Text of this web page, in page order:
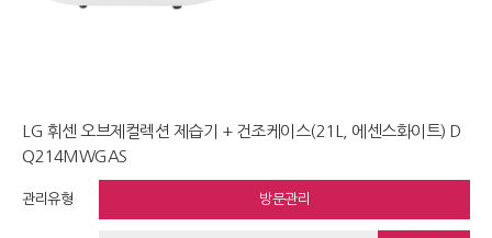
LG 휘센 오브제컬렉션 제습기 + 건조케이스(21L, 에센스화이트) D
Q214MWGAS
관리유형 방문관리